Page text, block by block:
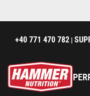
+40 771 470 782 |